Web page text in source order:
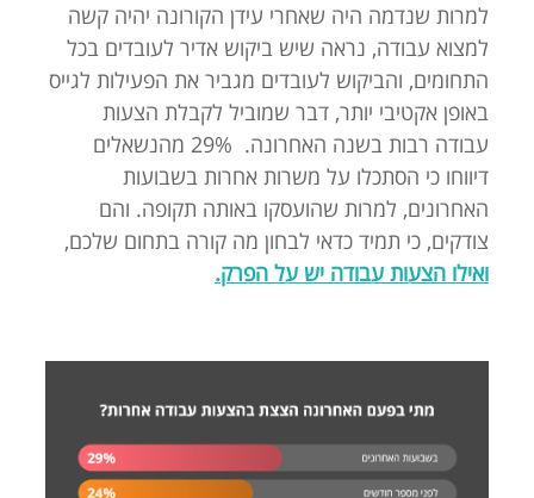
למרות שנדמה היה שאחרי עידן הקורונה יהיה קשה
למצוא עבודה, נראה שיש ביקוש אדיר לעובדים בכל
התחומים, והביקוש לעובדים מגביר את הפעילות לגייס
באופן אקטיבי יותר, דבר שמוביל לקבלת הצעות
עבודה רבות בשנה האחרונה. 29% מהנשאלים
דיווחו כי הסתכלו על משרות אחרות בשבועות
האחרונים, למרות שהועסקו באותה תקופה. והם
צודקים, כי תמיד כדאי לבחון מה קורה בתחום שלכם,
ואילו הצעות עבודה יש על הפרק.